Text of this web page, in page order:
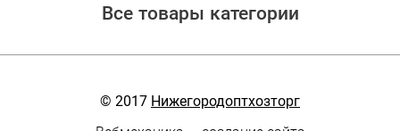
Все товары категории
© 2017 Нижегородоптхозторг